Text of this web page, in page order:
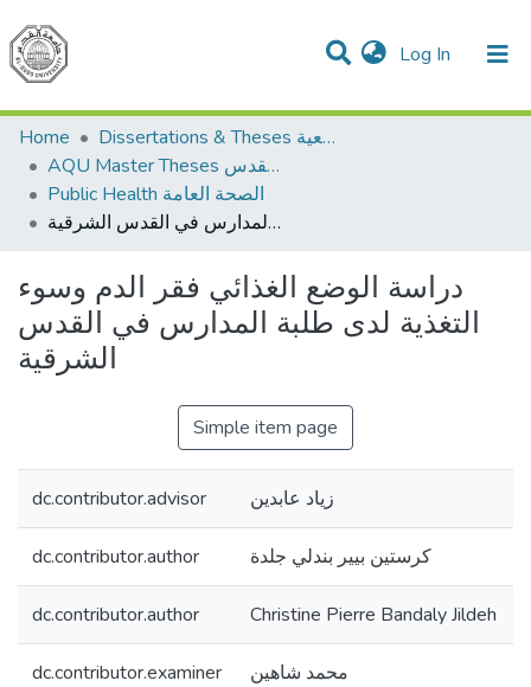
Log In (current)
Communities & Collections
All of DSpace
Home
Dissertations & Theses الرسائل الجامعية
AQU Master Theses الرسائل الجامعية الخاصة بجامعة القدس
Public Health الصحة العامة
دراسة الوضع الغذائي فقر الدم وسوء التغذية لدى طلبة المدارس في القدس الشرقية
دراسة الوضع الغذائي فقر الدم وسوء
التغذية لدى طلبة المدارس في القدس
الشرقية
Simple item page
dc.contributor.advisor زياد عابدين
dc.contributor.author كرستين بيير بندلي جلدة
dc.contributor.author Christine Pierre Bandaly Jildeh
dc.contributor.examiner محمد شاهين